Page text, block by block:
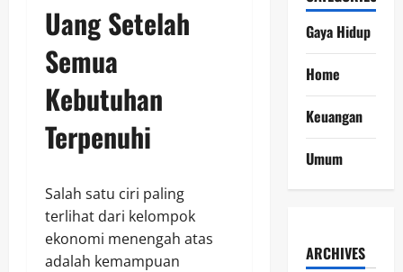
Uang Setelah
Semua
Kebutuhan
Terpenuhi
Salah satu ciri paling
terlihat dari kelompok
ekonomi menengah atas
adalah kemampuan
Gaya Hidup
Home
Keuangan
Umum
ARCHIVES